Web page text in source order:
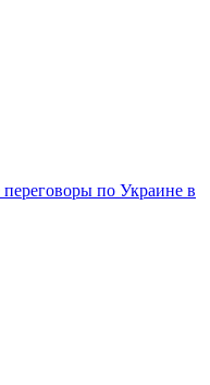
по Украине в